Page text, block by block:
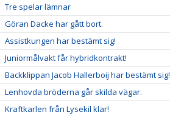
Tre spelar lämnar
Göran Dacke har gått bort.
Assistkungen har bestämt sig!
Juniormålvakt får hybridkontrakt!
Backklippan Jacob Hallerboij har bestämt sig!
Lenhovda bröderna går skilda vägar.
Kraftkarlen från Lysekil klar!